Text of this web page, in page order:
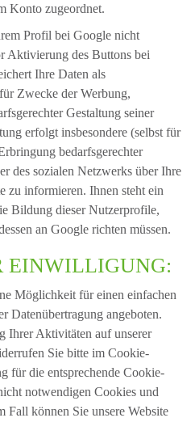
Konto zugeordnet.
Profil bei Google nicht
Aktivierung des Buttons bei
Ihre Daten als
Zwecke der Werbung,
Gestaltung seiner
erfolgt insbesondere (selbst für
bedarfsgerechter
des sozialen Netzwerks über Ihre
zu informieren. Ihnen steht ein
Bildung dieser Nutzerprofile,
an Google richten müssen.
EINWILLIGUNG:
Möglichkeit für einen einfachen
Datenübertragung angeboten.
Ihrer Aktivitäten auf unserer
Sie bitte im Cookie-
für die entsprechende Cookie-
notwendigen Cookies und
Fall können Sie unsere Website